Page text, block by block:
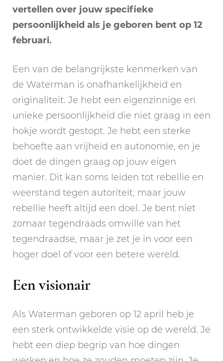
vertellen over jouw specifieke
persoonlijkheid als je geboren bent op 12
februari.
Een van de belangrijkste kenmerken van
de Waterman is onafhankelijkheid en
originaliteit. Je hebt een eigenzinnige en
unieke persoonlijkheid die niet graag in een
hokje wordt gestopt. Je hebt een sterke
behoefte aan vrijheid en autonomie, en je
doet de dingen graag op jouw eigen
manier. Dit kan soms leiden tot rebellie en
weerstand tegen autoriteit, maar jouw
rebellie heeft altijd een doel. Je bent niet
zomaar tegendraads omwille van het
tegendraadse, maar je zet je in voor een
hoger doel of voor een betere wereld.
Een visionair
Als Waterman geboren op 12 april heb je
een sterk ontwikkelde visie op de wereld. Je
hebt een diep begrip van hoe dingen